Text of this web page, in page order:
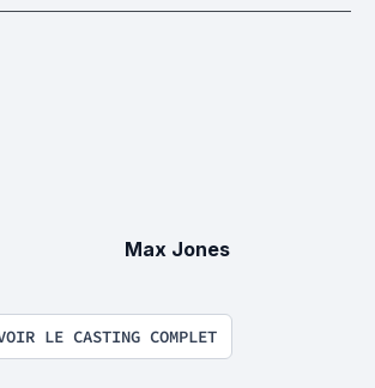
Max Jones
LE CASTING COMPLET